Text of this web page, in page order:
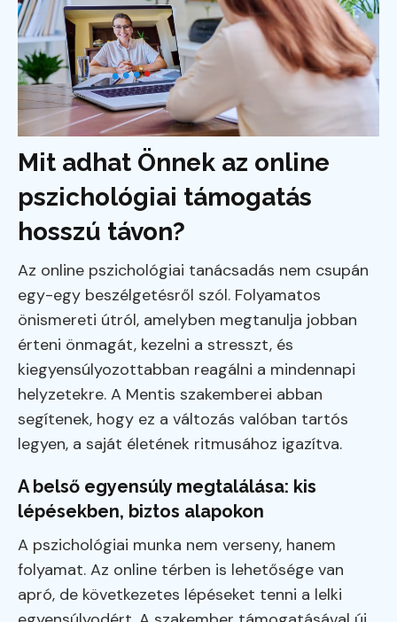
Mit adhat Önnek az online
pszichológiai támogatás
hosszú távon?
Az online pszichológiai tanácsadás nem csupán
egy-egy beszélgetésről szól. Folyamatos
önismereti útról, amelyben megtanulja jobban
érteni önmagát, kezelni a stresszt, és
kiegyensúlyozottabban reagálni a mindennapi
helyzetekre. A Mentis szakemberei abban
segítenek, hogy ez a változás valóban tartós
legyen, a saját életének ritmusához igazítva.
A belső egyensúly megtalálása: kis
lépésekben, biztos alapokon
A pszichológiai munka nem verseny, hanem
folyamat. Az online térben is lehetősége van
apró, de következetes lépéseket tenni a lelki